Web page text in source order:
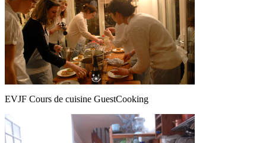
EVJF Cours de cuisine GuestCooking